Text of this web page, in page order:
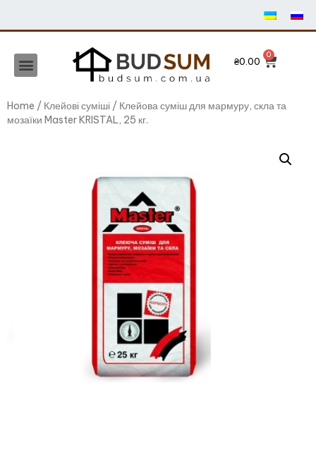
₴0.00
Home / Клейові суміші / Клейова суміш для мармуру, скла та
мозаїки Master KRISTAL, 25 кг.